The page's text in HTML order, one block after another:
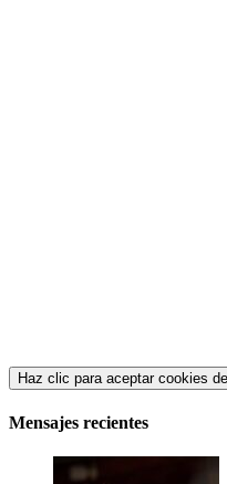
Haz clic para aceptar cookies
Mensajes recientes